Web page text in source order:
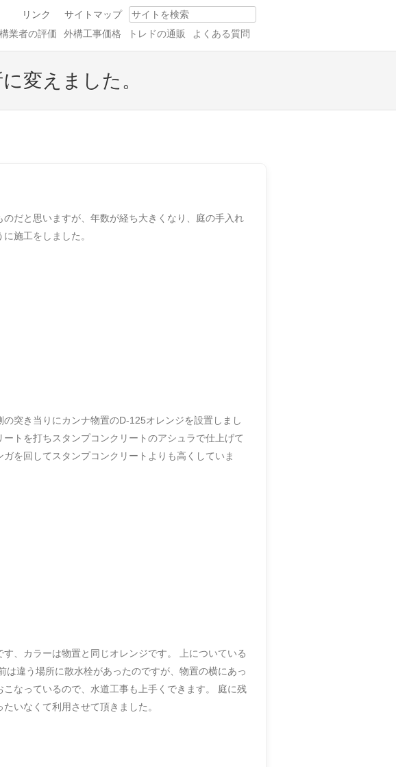
Search
サイトマップ
リンク
業者の評価 外構工事価格 トレドの通販 よくある質問
変えました。
だと思いますが、年数が経ち大きくなり、庭の手入れ
施工をしました。
突き当りにカンナ物置のD-125オレンジを設置しまし
トを打ちスタンプコンクリートのアシュラで仕上げて
を回してスタンプコンクリートよりも高くしていま
、カラーは物置と同じオレンジです。 上についている
違う場所に散水栓があったのですが、物置の横にあっ
なっているので、水道工事も上手くできます。 庭に残
いなくて利用させて頂きました。